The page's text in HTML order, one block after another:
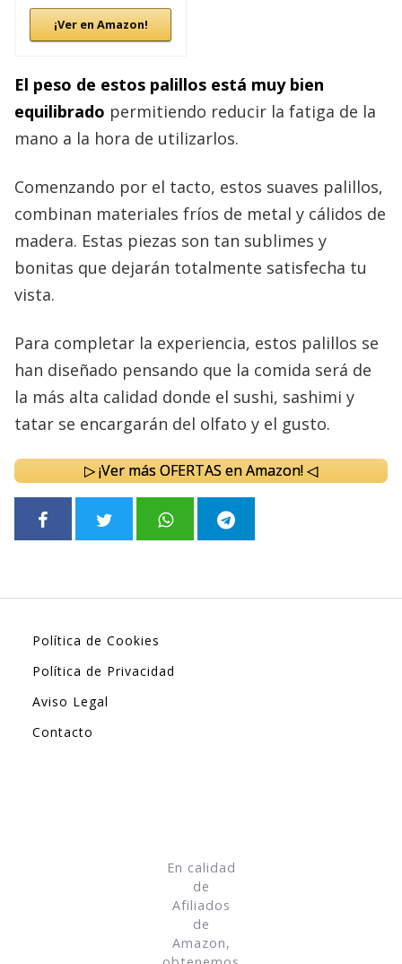
¡Ver en Amazon!
El peso de estos palillos está muy bien
equilibrado permitiendo reducir la fatiga de la
mano a la hora de utilizarlos.
Comenzando por el tacto, estos suaves palillos,
combinan materiales fríos de metal y cálidos de
madera. Estas piezas son tan sublimes y
bonitas que dejarán totalmente satisfecha tu
vista.
Para completar la experiencia, estos palillos se
han diseñado pensando que la comida será de
la más alta calidad donde el sushi, sashimi y
tatar se encargarán del olfato y el gusto.
▷ ¡Ver más OFERTAS en Amazon! ◁
Política de Cookies
Política de Privacidad
Aviso Legal
Contacto
En calidad
de
Afiliados
de
Amazon,